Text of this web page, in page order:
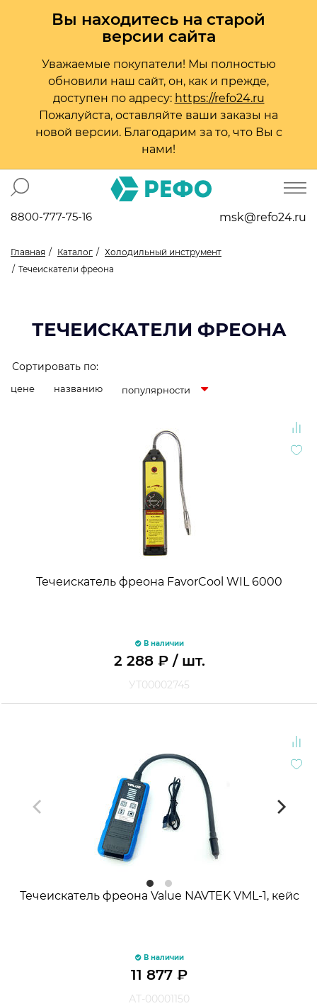
Вы находитесь на старой
версии сайта
Уважаемые покупатели! Мы полностью
обновили наш сайт, он, как и прежде,
доступен по адресу: https://refo24.ru
Пожалуйста, оставляйте ваши заказы на
новой версии. Благодарим за то, что Вы с
нами!
8800-777-75-16 msk@refo24.ru
Главная Каталог
Холодильный инструмент
Течеискатели фреона
ТЕЧЕИСКАТЕЛИ ФРЕОНА
Сортировать по:
цене названию популярности
Течеискатель фреона FavorCool WIL 6000
В наличии
2 288 ₽ / шт.
УТ00002745
Течеискатель фреона Value NAVTEK VML-1, кейс
В наличии
11 877 ₽
АТ-00001150